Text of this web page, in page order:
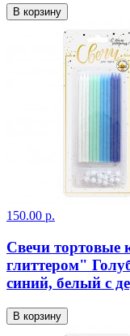
В корзину
150.00 р.
Свечи тортовые
глиттером"
синий, белый с
В корзину